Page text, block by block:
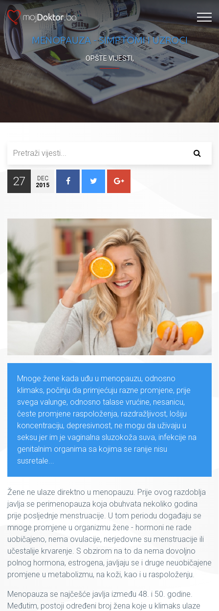
MENOPAUZA - SIMPTOMI I UZROCI
OPŠTE VIJESTI,
27
DEC
2015
Mnoge žene kada uđu u menopauzu, odnosno
klimaks, počinju da primjećuju razne promjene, prije
svega valunge, odnosno talase vrućine, nesanicu,
česte promjene raspoloženja, razdražljivost, lošiju
koncentraciju, depresivnost, ne mogu da uživaju u
seksu jer im je vaginalna sluzokoža suva, infekcije na
genitalnim organima sa kojima se ranije nisu
susretale...
Žene ne ulaze direktno u menopauzu. Prije ovog razdoblja
javlja se perimenopauza koja obuhvata nekoliko godina
prije posljednje menstruacije. U tom periodu događaju se
mnoge promjene u organizmu žene - hormoni ne rade
uobičajeno, nema ovulacije, nerjedovne su menstruacije ili
učestalije krvarenje. S obzirom na to da nema dovoljno
polnog hormona, estrogena, javljaju se i druge neuobičajene
promjene u metabolizmu, na koži, kao i u raspoloženju.
Menopauza se najčešće javlja između 48. i 50. godine.
Međutim, postoji određeni broj žena koje u klimaks ulaze